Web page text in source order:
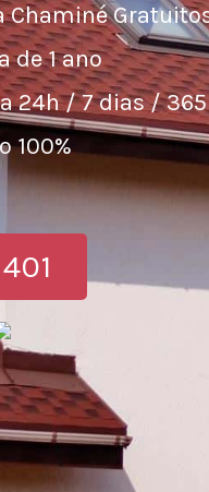
Chaminé
de 1 ano
24h / 7 dias /
100%